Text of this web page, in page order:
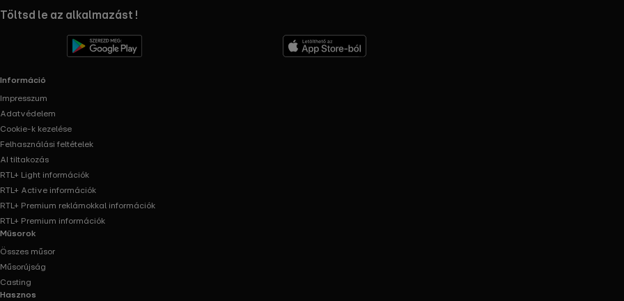
RTL+ useful links.
Töltsd le az alkalmazást !
Információ
Impresszum
Adatvédelem
Cookie-k kezelése
Felhasználási feltételek
AI tiltakozás
RTL+ Light információk
RTL+ Active információk
RTL+ Premium reklámokkal információk
RTL+ Premium információk
Műsorok
Összes műsor
Műsorújság
Casting
Hasznos